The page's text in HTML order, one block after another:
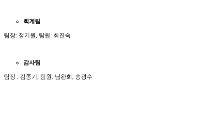
회계팀
팀장: 정기원, 팀원: 최진숙
감사팀
팀장 : 김종기, 팀원: 남완희, 송광수